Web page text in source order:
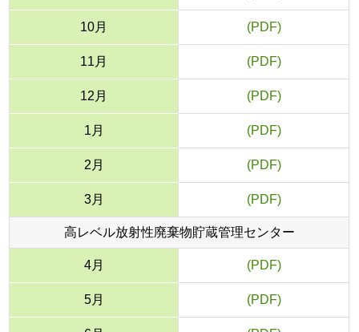
10月 ■
11月 ■
12月 ■
1月 ■
2月 ■
3月 ■
高レベル放射性廃棄物貯蔵管理センター
4月 ■
5月 ■